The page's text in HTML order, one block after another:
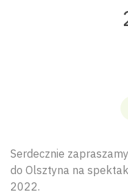
Serdecznie
do Olsztyna na
2022.